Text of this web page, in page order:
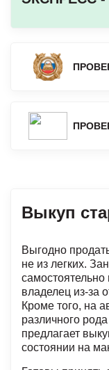
Выкуп
Выгодно
не из легких.
владелец из-за
Кроме того, на
различного
предлагает
состоянии на